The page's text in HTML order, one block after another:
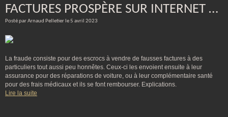
FACTURES PROSPÈRE SUR INTERNET …
Posté par Arnaud Pelletier le 5 avril 2023
La fraude consiste pour des escrocs à vendre de fausses factures à des
particuliers tout aussi peu honnêtes. Ceux-ci les envoient ensuite à leur
assurance pour des réparations de voiture, ou à leur complémentaire santé
pour des frais médicaux et ils se font rembourser. Explications.
Lire la suite